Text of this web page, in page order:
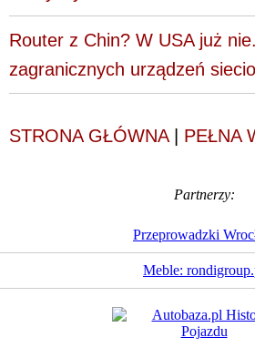
Router z Chin? W USA już
zagranicznych urządzeń
STRONA GŁÓWNA| PEŁNA
Partnerzy:
Przeprowadzki
Meble: